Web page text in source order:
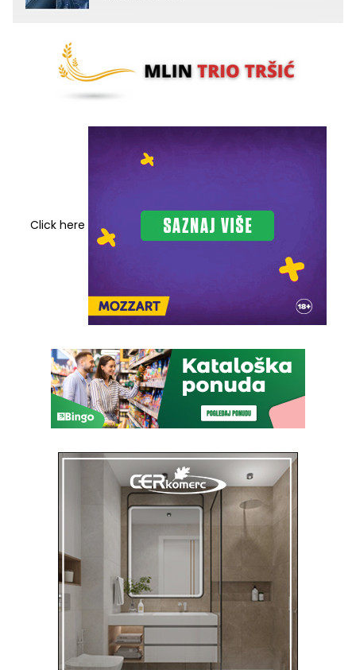
Click here